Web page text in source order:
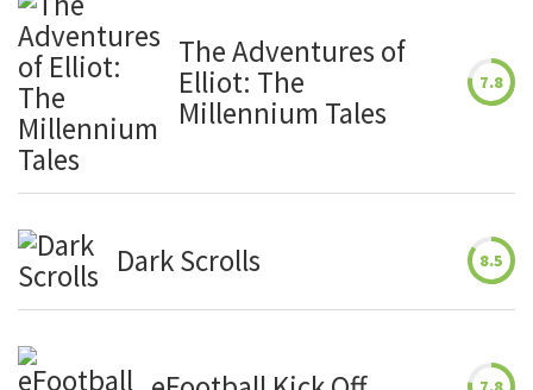
The Adventures of
Elliot: The
Millennium Tales
7.8
Dark Scrolls 8.5